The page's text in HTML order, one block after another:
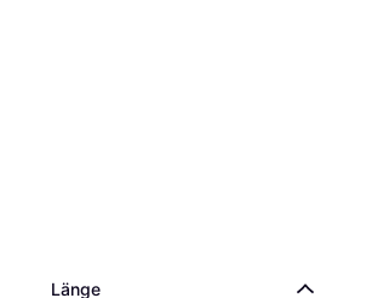
Länge